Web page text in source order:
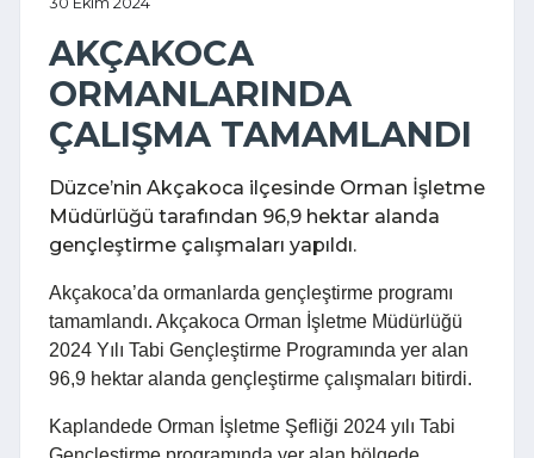
AKÇAKOCA
ORMANLARINDA
ÇALIŞMA TAMAMLANDI
Düzce’nin Akçakoca ilçesinde Orman İşletme
Müdürlüğü tarafından 96,9 hektar alanda
gençleştirme çalışmaları yapıldı.
Akçakoca’da ormanlarda gençleştirme programı
tamamlandı. Akçakoca Orman İşletme Müdürlüğü
2024 Yılı Tabi Gençleştirme Programında yer alan
96,9 hektar alanda gençleştirme çalışmaları bitirdi.
Kaplandede Orman İşletme Şefliği 2024 yılı Tabi